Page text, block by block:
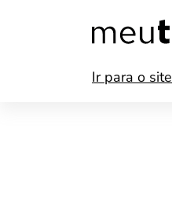
Ir para o site